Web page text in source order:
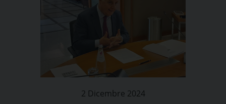
2 Dicembre 2024